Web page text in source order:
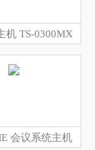
机 TS-0300MX
会议系统主机